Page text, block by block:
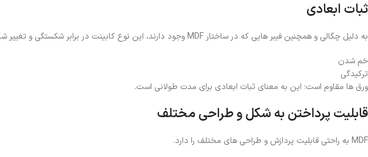
ثبات ابعادی
به دلیل چگالی و همچنین فیبر هایی که در ساختار MDF وجود دارند، این نوع کابینت در برابر شکستگی و تغییر شکل مانند:
خم شدن
ترکیدگی
ورق ها مقاوم است؛ این به معنای ثبات ابعادی برای مدت طولانی است.
قابلیت پرداختن به شکل و طراحی مختلف
MDF به راحتی قابلیت پردازش و طراحی های مختلف را دارد.